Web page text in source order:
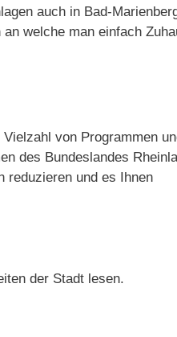
auch in Bad-
welche man einfach
von Programmen
des Bundeslandes
reduzieren und es Ihnen
der Stadt lesen.